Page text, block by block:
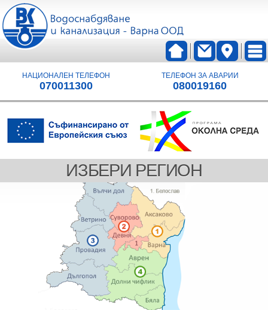
НАЦИОНАЛЕН ТЕЛЕФОН
070011300
ТЕЛЕФОН ЗА АВАРИИ
080019160
ИЗБЕРИ РЕГИОН